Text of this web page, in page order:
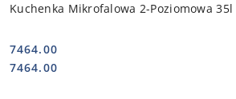
Kuchenka Mikrofalowa 2-Poziomowa 35l
Cena:
7464.00
Cena:
7464.00